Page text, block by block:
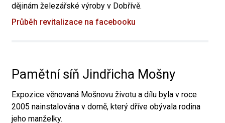
dějinám železářské výroby v Dobřívě.
Průběh revitalizace na facebooku
Pamětní síň Jindřicha Mošny
Expozice věnovaná Mošnovu životu a dílu byla v roce
2005 nainstalována v domě, který dříve obývala rodina
jeho manželky.